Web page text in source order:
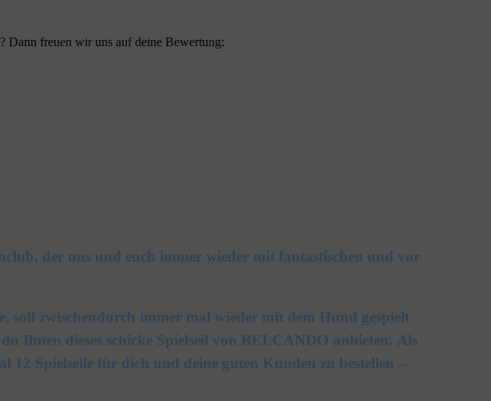
Dann freuen wir uns auf deine Bewertung:
der uns und euch immer wieder mit fantastischen und vor
soll zwischendurch immer mal wieder mit dem Hund gespielt
Ihnen dieses schicke Spielseil von BELCANDO anbieten. Als
Spielseile für dich und deine guten Kunden zu bestellen –